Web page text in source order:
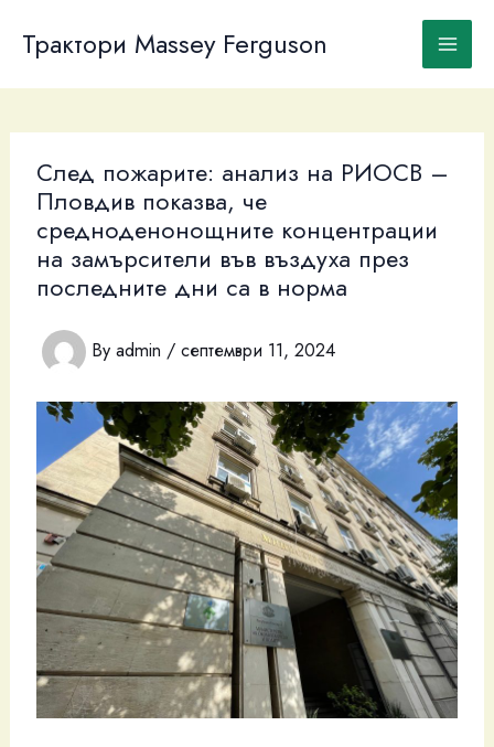
content
Трактори Massey Ferguson
След пожарите: анализ на РИОСВ –
Пловдив показва, че
средноденонощните концентрации
на замърсители във въздуха през
последните дни са в норма
By admin / септември 11, 2024